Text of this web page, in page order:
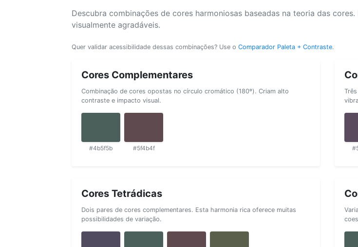
Descubra combinações de cores harmoniosas baseadas na teoria das
visualmente agradáveis.
Quer validar acessibilidade dessas combinações? Use o Comparador Paleta + Contraste.
Cores Complementares
Combinação de cores opostas no círculo cromático (180º). Criam alto
contraste e impacto visual.
#4b5f5b #5f4b4f
Cores Tetrádicas
Dois pares de cores complementares. Esta harmonia rica oferece muitas
possibilidades de variação.